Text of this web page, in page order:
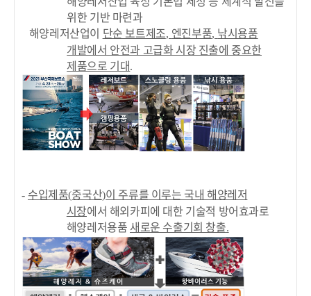
위한 기반 마련과
해양레저산업이 단순 보트제조, 엔진부품, 낚시용품
개발에서 안전과 고급화 시장 진출에 중요한
제품으로 기대.
- 수입제품(중국산)이 주류를 이루는 국내 해양레저
시장에서 해외카피에 대한 기술적 방어효과로
해양레저용품 새로운 수출기회 창출.